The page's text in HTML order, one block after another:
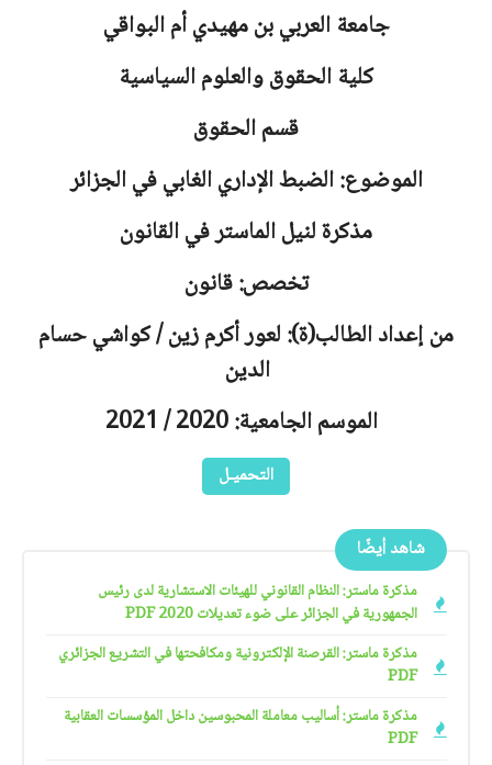
جامعةالعربي بن مهيدي أم البواقي
كلية الحقوق والعلوم السياسية
قسم الحقوق
الموضوع: الضبط الإداري الغابي في الجزائر
مذكرة لنيل الماستر في القانون
تخصص: قانون
من إعداد الطالب(ة): لعور أكرم زين / كواشي حسام
الدين
الموسم الجامعية: 2020 / 2021
التحميـل
شاهد أيضًا
مذكرة ماستر: النظام القانوني للهيئات الاستشارية لدى رئيس
الجمهورية في الجزائر على ضوء تعديلات 2020 PDF
مذكرة ماستر: القرصنة الإلكترونية ومكافحتها في التشريع الجزائري
PDF
مذكرة ماستر: أساليب معاملة المحبوسين داخل المؤسسات العقابية
PDF